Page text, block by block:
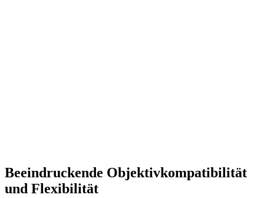
Beeindruckende Objektivkompatibilität
und Flexibilität